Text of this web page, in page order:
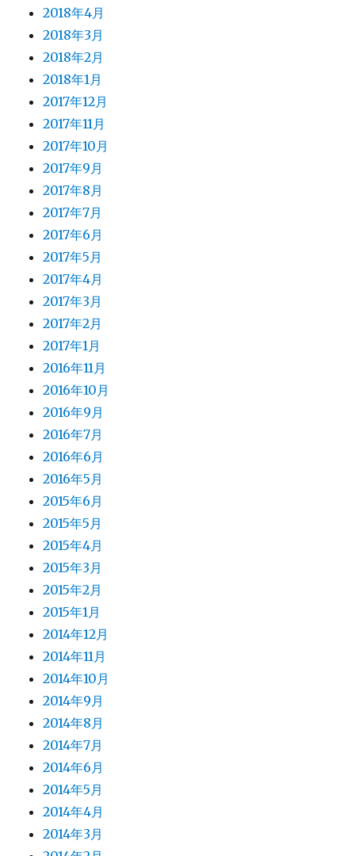
2018年4月
2018年3月
2018年2月
2018年1月
2017年12月
2017年11月
2017年10月
2017年9月
2017年8月
2017年7月
2017年6月
2017年5月
2017年4月
2017年3月
2017年2月
2017年1月
2016年11月
2016年10月
2016年9月
2016年7月
2016年6月
2016年5月
2015年6月
2015年5月
2015年4月
2015年3月
2015年2月
2015年1月
2014年12月
2014年11月
2014年10月
2014年9月
2014年8月
2014年7月
2014年6月
2014年5月
2014年4月
2014年3月